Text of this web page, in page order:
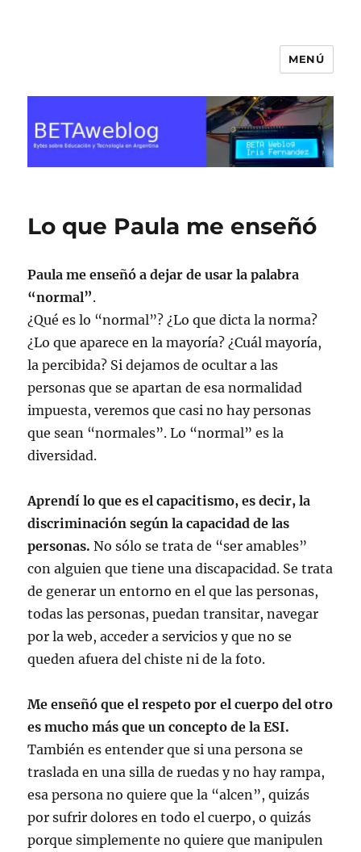
MENÚ
Lo que Paula me enseñó
Paula me enseñó a dejar de usar la palabra
“normal”.
¿Qué es lo “normal”? ¿Lo que dicta la norma?
¿Lo que aparece en la mayoría? ¿Cuál mayoría,
la percibida? Si dejamos de ocultar a las
personas que se apartan de esa normalidad
impuesta, veremos que casi no hay personas
que sean “normales”. Lo “normal” es la
diversidad.
Aprendí lo que es el capacitismo, es decir, la
discriminación según la capacidad de las
personas.No sólo se trata de “ser amables”
con alguien que tiene una discapacidad. Se trata
de generar un entorno en el que las personas,
todas las personas, puedan transitar, navegar
por la web, acceder a servicios y que no se
queden afuera del chiste ni de la foto.
Me enseñó que el respeto por el cuerpo del otro
es mucho más que un concepto de la ESI.
También es entender que si una persona se
traslada en una silla de ruedas y no hay rampa,
esa persona no quiere que la “alcen”, quizás
por sufrir dolores en todo el cuerpo, o quizás
porque simplemente no quiere que manipulen